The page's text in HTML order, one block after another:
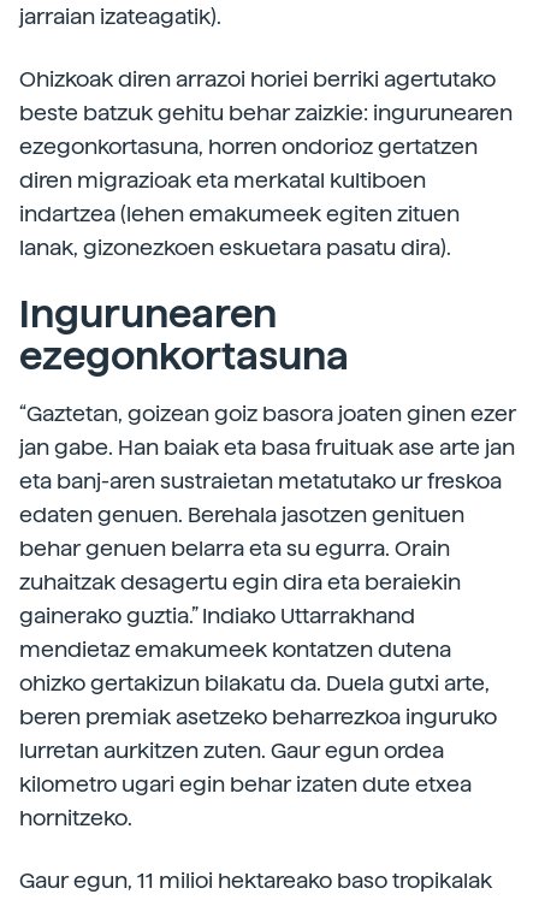
jarraian izateagatik).
Ohizkoak diren arrazoi horiei berriki agertutako
beste batzuk gehitu behar zaizkie: ingurunearen
ezegonkortasuna, horren ondorioz gertatzen
diren migrazioak eta merkatal kultiboen
indartzea (lehen emakumeek egiten zituen
lanak, gizonezkoen eskuetara pasatu dira).
Ingurunearen
ezegonkortasuna
“Gaztetan, goizean goiz basora joaten ginen ezer
jan gabe. Han baiak eta basa fruituak ase arte jan
eta banj-aren sustraietan metatutako ur freskoa
edaten genuen. Berehala jasotzen genituen
behar genuen belarra eta su egurra. Orain
zuhaitzak desagertu egin dira eta beraiekin
gainerako guztia.” Indiako Uttarrakhand
mendietaz emakumeek kontatzen dutena
ohizko gertakizun bilakatu da. Duela gutxi arte,
beren premiak asetzeko beharrezkoa inguruko
lurretan aurkitzen zuten. Gaur egun ordea
kilometro ugari egin behar izaten dute etxea
hornitzeko.
Gaur egun, 11 milioi hektareako baso tropikalak